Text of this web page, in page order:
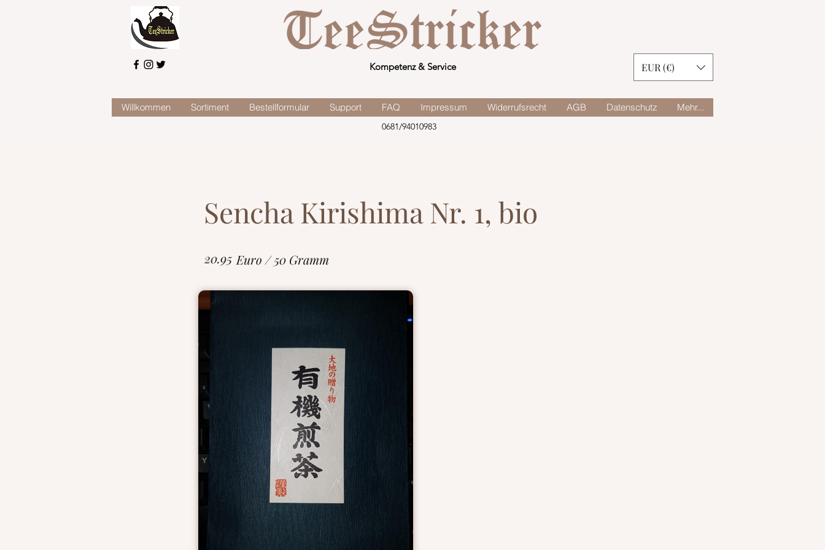
Kompetenz & Service EUR (€)
Willkommen Sortiment Bestellformular Support FAQ Impressum Widerrufsrecht AGB Datenschutz Mehr...
0681/94010983
Sencha Kirishima Nr. 1, bio
20.95 Euro / 50 Gramm